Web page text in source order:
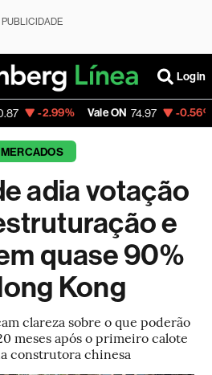
PUBLICIDADE
Login
Vale ON 74.97 -0.56% Itaú PN
MERCADOS
adia votação
e
quase 90%
Kong
clareza sobre o que poderão
meses após o primeiro calote
construtora chinesa